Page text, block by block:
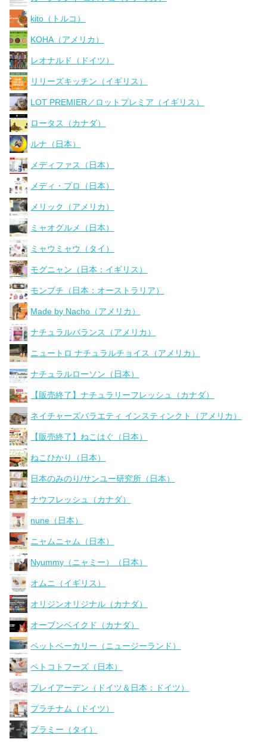
kito（トルコ）
KOHA（アメリカ）
レオナルド（ドイツ）
リリーズキッチン（イギリス）
LOT PREMIER／ロットプレミア（イギリス）
ロータス（カナダ）
ルナ（日本）
メディファス（日本）
メディ・プロ（日本）
メリック（アメリカ）
ミャオグルメ（日本）
ミャウミャウ（タイ）
モグニャン（日本：イギリス）
モンプチ（日本：オーストラリア）
Made by Nacho（アメリカ）
ナチュラルバランス（アメリカ）
ニュートロ ナチュラルチョイス（アメリカ）
ナチュラルローソン（日本）
【販売終了】ナチュラリーフレッシュ（カナダ）
ネイチャーズバラエティ インスティンクト（アメリカ）
【販売終了】ねこはぐ（日本）
ねこひかり（日本）
日本のみのり/サンユー研究所（日本）
ナウフレッシュ（カナダ）
nune（日本）
ニャムニャム（日本）
Nyummy（ニャミー）（日本）
オムニ（イギリス）
オリジンオリジナル（カナダ）
オーブンベイクド（カナダ）
ペットベーカリー（ニュージーランド）
ペトコトフーズ（日本）
プレイアーデン（ドイツ＆日本：ドイツ）
プラチナム（ドイツ）
プラミー（タイ）